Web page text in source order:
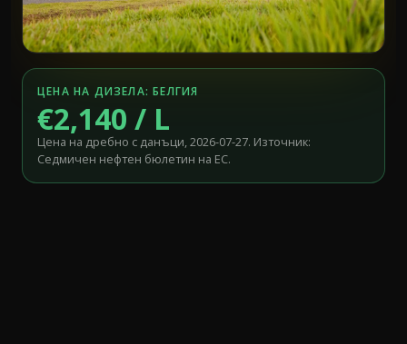
ЦЕНА НА ДИЗЕЛА: БЕЛГИЯ
€2,140 / L
Цена на дребно с данъци, 2026-07-27. Източник:
Седмичен нефтен бюлетин на ЕС.